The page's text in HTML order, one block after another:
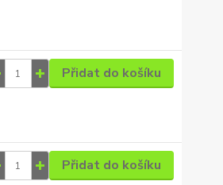
Přidat do košíku
Přidat do košíku